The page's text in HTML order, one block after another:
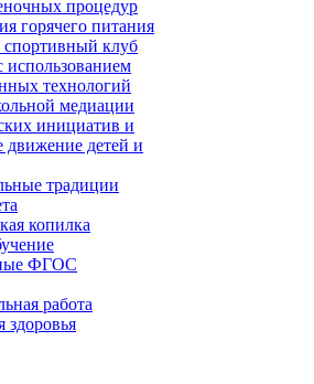
процедур
горячего питания
клуб
использованием
технологий
медиации
инициатив и
движение детей и
традиции
копилка
ФГОС
работа
здоровья